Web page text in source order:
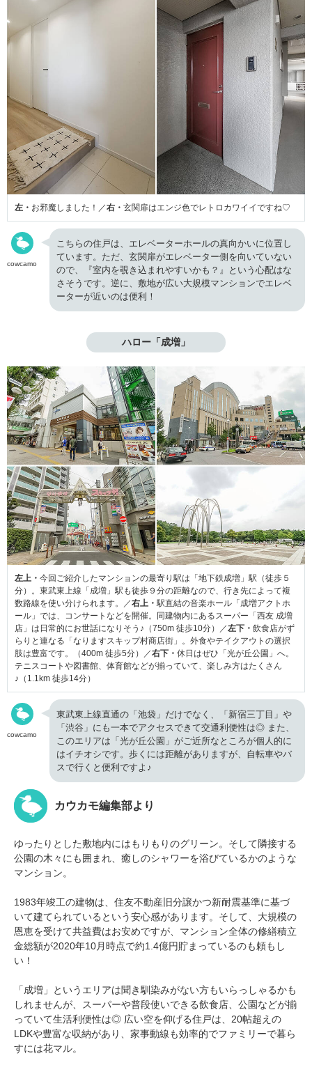
左・ お邪魔しました！／右・ 玄関扉はエンジ色でレトロカワイイですね♡
cowcamo
こちらの住戸は、エレベーターホールの真向かいに位置し
ています。ただ、玄関扉がエレベーター側を向いていない
ので、『室内を覗き込まれやすいかも？』という心配はな
さそうです。逆に、敷地が広い大規模マンションでエレベ
ーターが近いのは便利！
ハロー「成増」
左上・ 今回ご紹介したマンションの最寄り駅は「地下鉄成増」駅（徒歩５
分）。東武東上線「成増」駅も徒歩９分の距離なので、行き先によって複
数路線を使い分けられます。／右上・ 駅直結の音楽ホール「成増アクトホ
ール」では、コンサートなどを開催。同建物内にあるスーパー「西友 成増
店」は日常的にお世話になりそう♪（750m 徒歩10分）／左下・ 飲食店がず
らりと連なる「なりますスキップ村商店街」。外食やテイクアウトの選択
肢は豊富です。（400m 徒歩5分）／右下・ 休日はぜひ「光が丘公園」へ。
テニスコートや図書館、体育館などが揃っていて、楽しみ方はたくさん
♪（1.1km 徒歩14分）
cowcamo
東武東上線直通の「池袋」だけでなく、「新宿三丁目」や
「渋谷」にも一本でアクセスできて交通利便性は◎ また、
このエリアは「光が丘公園」がご近所なところが個人的に
はイチオシです。歩くには距離がありますが、自転車やバ
スで行くと便利ですよ♪
カウカモ編集部より
ゆったりとした敷地内にはもりもりのグリーン。そして隣接する
公園の木々にも囲まれ、癒しのシャワーを浴びているかのような
マンション。
1983年竣工の建物は、住友不動産旧分譲かつ新耐震基準に基づ
いて建てられているという安心感があります。そして、大規模の
恩恵を受けて共益費はお安めですが、マンション全体の修繕積立
金総額が2020年10月時点で約1.4億円貯まっているのも頼もし
い！
「成増」というエリアは聞き馴染みがない方もいらっしゃるかも
しれませんが、スーパーや普段使いできる飲食店、公園などが揃
っていて生活利便性は◎ 広い空を仰げる住戸は、20帖超えの
LDKや豊富な収納があり、家事動線も効率的でファミリーで暮ら
すには花マル。